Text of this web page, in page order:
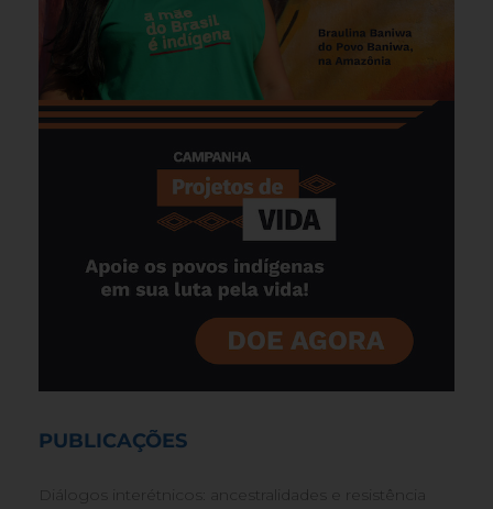
PUBLICAÇÕES
Diálogos interétnicos: ancestralidades e resistência